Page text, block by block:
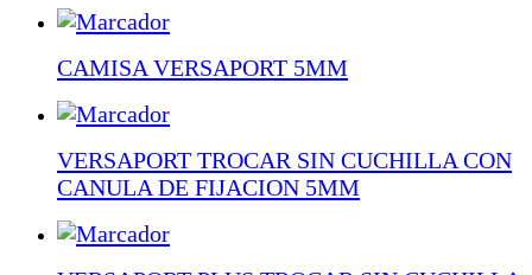
CAMISA VERSAPORT 5MM
VERSAPORT TROCAR SIN CUCHILLA CON
CANULA DE FIJACION 5MM